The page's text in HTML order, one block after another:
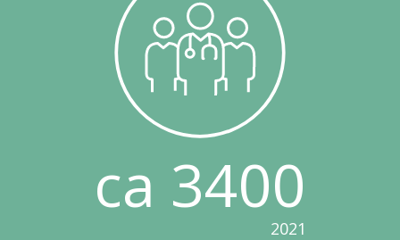
ca 3400
2021